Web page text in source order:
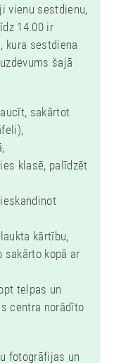
vienu sestdienu,
14.00 ir
kura sestdiena
šajā
sakārtot
klasē, palīdzēt
kārtību,
kopā ar
telpas un
centra norādīto
fotogrāfijas un